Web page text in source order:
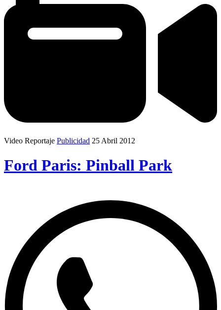
Video Reportaje Publicidad 25 Abril 2012
Ford Paris: Pinball Park